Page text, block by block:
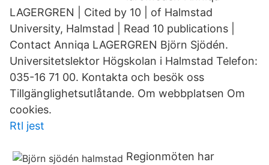
LAGERGREN | Cited by 10 | of Halmstad
University, Halmstad | Read 10 publications |
Contact Anniqa LAGERGREN Björn Sjödén.
Universitetslektor Högskolan i Halmstad Telefon:
035-16 71 00. Kontakta och besök oss
Tillgänglighetsutlåtande. Om webbplatsen Om
cookies.
Rtl jest
Regionmöten har